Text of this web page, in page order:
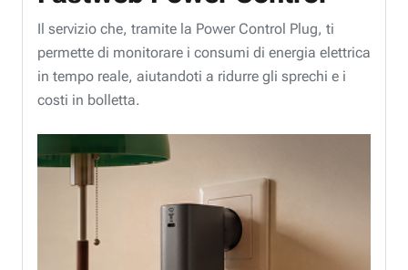
Il servizio che, tramite la Power Control Plug, ti
permette di monitorare i consumi di energia elettrica
in tempo reale, aiutandoti a ridurre gli sprechi e i
costi in bolletta.